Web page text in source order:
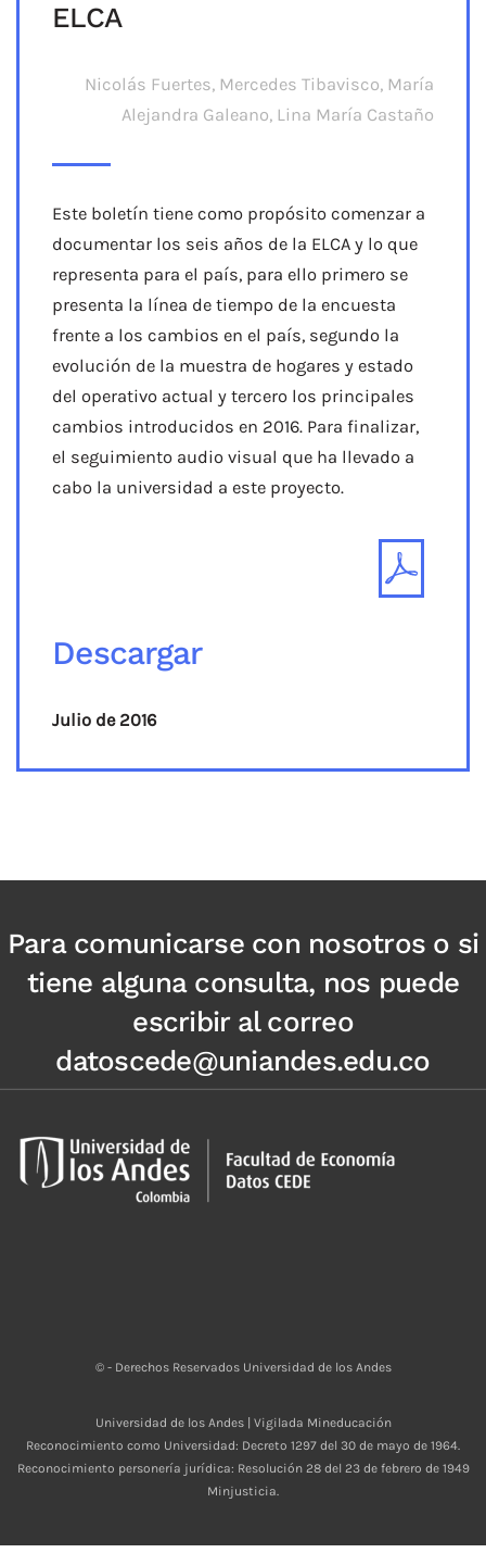
ELCA
Nicolás Fuertes, Mercedes Tibavisco, María
Alejandra Galeano, Lina María Castaño
Este boletín tiene como propósito comenzar a
documentar los seis años de la ELCA y lo que
representa para el país, para ello primero se
presenta la línea de tiempo de la encuesta
frente a los cambios en el país, segundo la
evolución de la muestra de hogares y estado
del operativo actual y tercero los principales
cambios introducidos en 2016. Para finalizar,
el seguimiento audio visual que ha llevado a
cabo la universidad a este proyecto.
Descargar
Julio de 2016
Para comunicarse con nosotros o si
tiene alguna consulta, nos puede
escribir al correo
datoscede@uniandes.edu.co
© - Derechos Reservados Universidad de los Andes
Universidad de los Andes | Vigilada Mineducación
Reconocimiento como Universidad: Decreto 1297 del 30 de mayo de 1964.
Reconocimiento personería jurídica: Resolución 28 del 23 de febrero de 1949
Minjusticia.